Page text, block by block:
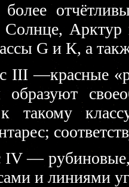
Арктур
G и К, а
образуют
такому
или
и линиями